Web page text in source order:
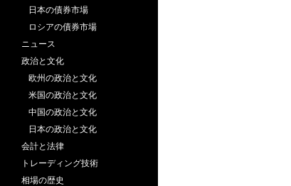
日本の債券市場
ロシアの債券市場
ニュース
政治と文化
欧州の政治と文化
米国の政治と文化
中国の政治と文化
日本の政治と文化
会計と法律
トレーディング技術
相場の歴史